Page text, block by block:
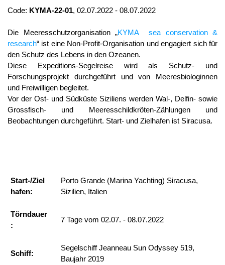
Code: KYMA-22-01, 02.07.2022 - 08.07.2022
Die Meeresschutzorganisation „KYMA sea conservation &
research“ ist eine Non-Profit-Organisation und engagiert sich für
den Schutz des Lebens in den Ozeanen.
Diese Expeditions-Segelreise wird als Schutz- und
Forschungsprojekt durchgeführt und von Meeresbiologinnen
und Freiwilligen begleitet.
Vor der Ost- und Südküste Siziliens werden Wal-, Delfin- sowie
Grossfisch- und Meeresschildkröten-Zählungen und
Beobachtungen durchgeführt. Start- und Zielhafen ist Siracusa.
Start-/Ziel
hafen:
Porto Grande (Marina Yachting) Siracusa,
Sizilien, Italien
Törndauer
:
7 Tage vom 02.07. - 08.07.2022
Schiff:
​Segelschiff Jeanneau Sun Odyssey 519,
Baujahr 2019